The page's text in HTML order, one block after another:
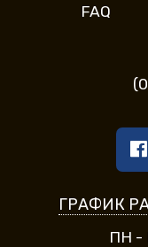
FAQ
ГРАФИК
ПН -